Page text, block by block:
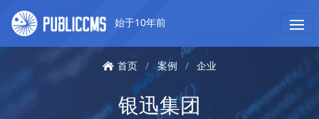
始于10年前
首页 / 案例 / 企业
银迅集团